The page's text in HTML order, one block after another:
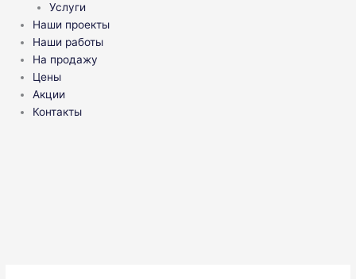
Услуги
Наши проекты
Наши работы
На продажу
Цены
Акции
Контакты